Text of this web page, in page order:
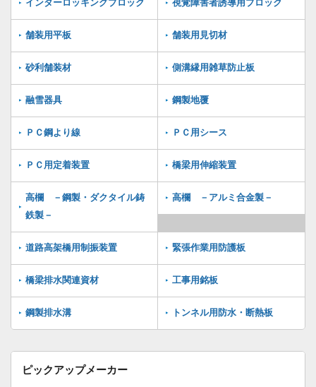
インターロッキングブロック 視覚障害者誘導用ブロック
舗装用平板 舗装用見切材
砂利舗装材 側溝縁用雑草防止板
融雪器具 鋼製地覆
ＰＣ鋼より線 ＰＣ用シース
ＰＣ用定着装置 橋梁用伸縮装置
高欄 －鋼製・ダクタイル鋳
鉄製－
高欄 －アルミ合金製－
道路高架橋用制振装置 緊張作業用防護板
橋梁排水関連資材 工事用銘板
鋼製排水溝 トンネル用防水・断熱板
ピックアップメーカー